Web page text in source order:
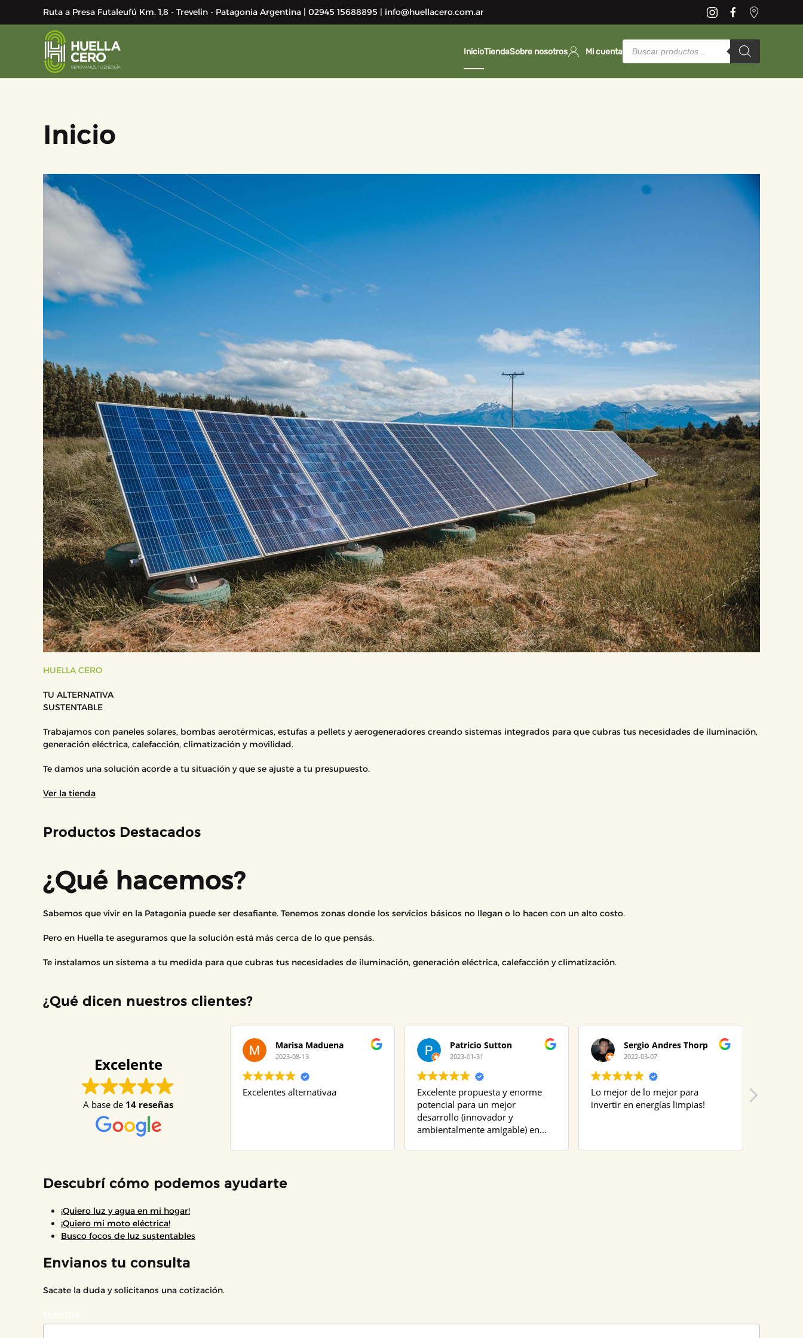
Skip to main content
Ruta a Presa Futaleufú Km. 1,8 - Trevelin - Patagonia Argentina | 02945 15688895 | info@huellacero.com.ar
InicioTiendaSobre nosotros Mi cuenta
Products
search
Inicio
HUELLA CERO
TU ALTERNATIVA
SUSTENTABLE
Trabajamos con paneles solares, bombas aerotérmicas, estufas a pellets y aerogeneradores creando sistemas integrados para que cubras tus necesidades de iluminación,
generación eléctrica, calefacción, climatización y movilidad.
Te damos una solución acorde a tu situación y que se ajuste a tu presupuesto.
Ver la tienda
Productos Destacados
¿Qué hacemos?
Sabemos que vivir en la Patagonia puede ser desafiante. Tenemos zonas donde los servicios básicos no llegan o lo hacen con un alto costo.
Pero en Huella te aseguramos que la solución está más cerca de lo que pensás.
Te instalamos un sistema a tu medida para que cubras tus necesidades de iluminación, generación eléctrica, calefacción y climatización.
¿Qué dicen nuestros clientes?
Excelente
A base de 14 reseñas
Marisa Maduena
2023-08-13
Excelentes alternativaa
Patricio Sutton
2023-01-31
Excelente propuesta y enorme
potencial para un mejor
desarrollo (innovador y
ambientalmente amigable) en
Sergio Andres Thorp
2022-03-07
Lo mejor de lo mejor para
invertir en energías limpias!
Descubrí cómo podemos ayudarte
¡Quiero luz y agua en mi hogar!
¡Quiero mi moto eléctrica!
Busco focos de luz sustentables
Envianos tu consulta
Sacate la duda y solicitanos una cotización.
you